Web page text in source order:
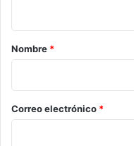
r
i
o
*
Nombre *
Correo electrónico *